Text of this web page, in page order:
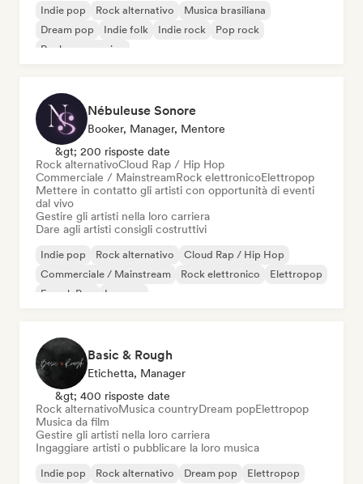
Indie pop Rock alternativo
Musica brasiliana
Dream pop
Indie folk Indie rock
Pop rock
Rock progressivo
Nébuleuse Sonore
Booker, Manager, Mentore
&gt; 200 risposte date
Rock alternativoCloud Rap / Hip Hop
Commerciale / MainstreamRock elettronicoElettropop
Mettere in contatto gli artisti con opportunità di eventi
dal vivo
Gestire gli artisti nella loro carriera
Dare agli artisti consigli costruttivi
Indie pop Rock alternativo
Cloud Rap / Hip Hop
Commerciale / Mainstream
Rock elettronico
Elettropop
French Pop
Iperpop
Basic & Rough
Etichetta, Manager
&gt; 400 risposte date
Rock alternativoMusica countryDream popElettropop
Musica da film
Gestire gli artisti nella loro carriera
Ingaggiare artisti o pubblicare la loro musica
Indie pop Rock alternativo Dream pop
Elettropop